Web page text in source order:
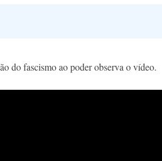
do fascismo ao poder observa o vídeo.